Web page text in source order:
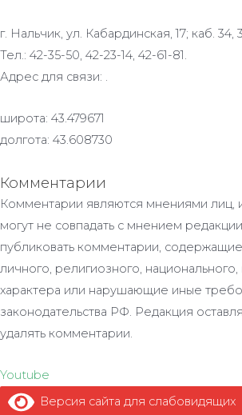
г. Нальчик, ул. Кабардинская, 17; каб. 34,
Тел.: 42-35-50, 42-23-14, 42-61-81.
Адрес для связи: .
широта: 43.479671
долгота: 43.608730
Комментарии
Комментарии являются мнениями лиц,
могут не совпадать с мнением
публиковать комментарии,
личного, религиозного,
характера или нарушающие иные
законодательства РФ. Редакция
удалять комментарии.
Youtube
Версия сайта для слабовидящих